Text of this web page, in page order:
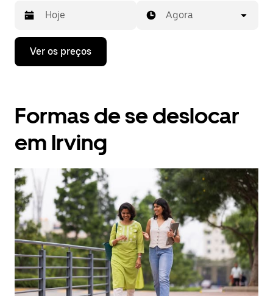
Prima
tecla
interagir
com
calendário
uma
data.
Prima
o
botão
Esc
para
fechar
o
calendário.
Agora
Ver os preços
Formas de se deslocar
em Irving